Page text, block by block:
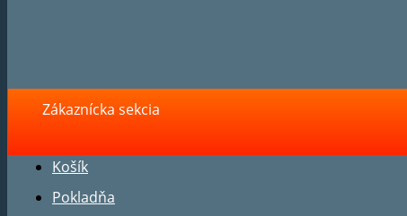
Zákaznícka sekcia
Košík
Pokladňa